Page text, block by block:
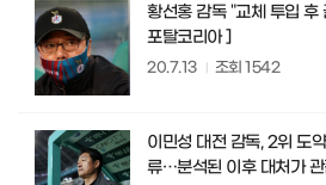
황선홍 감독 "교체 투입 후
포탈코리아 ]
20.7.13 조회1542
이민성 대전 감독, 2위 도
류…분석된 이후 대처가